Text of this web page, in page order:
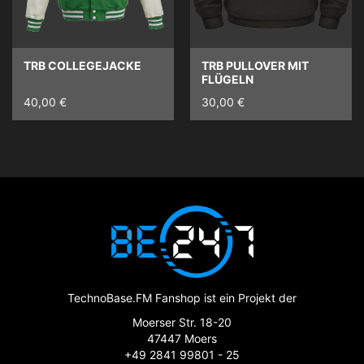
TRB COLLEGEJACKE
40,00 €
TRB PULLOVER MIT
FLÜGELN
30,00 €
TechnoBase.FM Fanshop ist ein Projekt der
Moerser Str. 18-20
47447 Moers
+49 2841 99801 - 25